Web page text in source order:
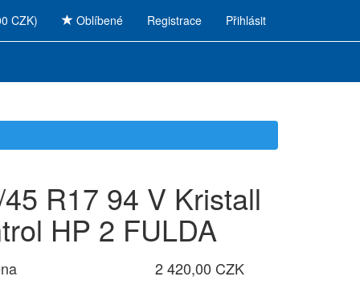
Registrace Přihlásit
CZK) Oblíbené
R17 94 V Kristall
HP 2 FULDA
2 420,00 CZK